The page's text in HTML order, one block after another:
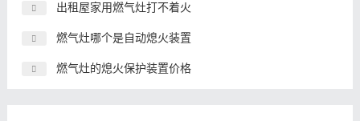
出租屋家用燃气灶打不着火
燃气灶哪个是自动熄火装置
燃气灶的熄火保护装置价格